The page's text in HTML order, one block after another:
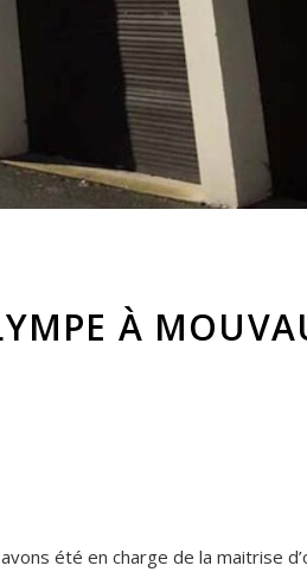
À
été en charge de la maitrise